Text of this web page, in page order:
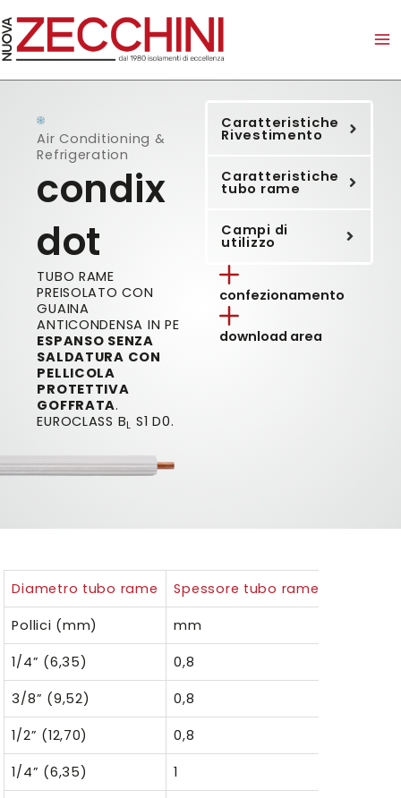
al
contenuto
Air Conditioning &
Refrigeration
condix
dot
TUBO RAME
PREISOLATO CON
GUAINA
ANTICONDENSA IN PE
ESPANSO SENZA
SALDATURA CON
PELLICOLA
PROTETTIVA
GOFFRATA.
EUROCLASS BL S1 D0.
Caratteristiche
Rivestimento
Caratteristiche
tubo rame
Campi di
utilizzo
confezionamento
download area
Diametro tubo rame Spessore tubo rame
Pollici (mm) mm
1/4” (6,35) 0,8
3/8” (9,52) 0,8
1/2” (12,70) 0,8
1/4” (6,35) 1